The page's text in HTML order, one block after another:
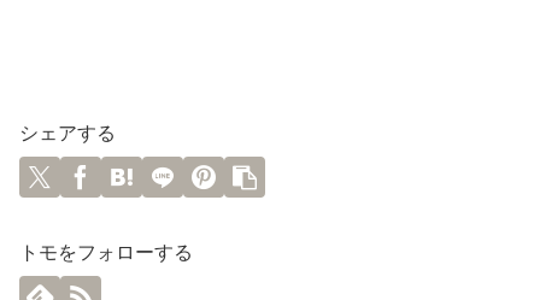
シェアする
トモをフォローする